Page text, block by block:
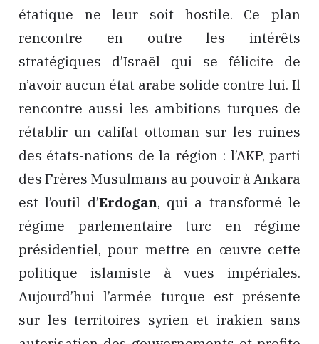
étatique ne leur soit hostile. Ce plan
rencontre en outre les intérêts
stratégiques d’Israël qui se félicite de
n’avoir aucun état arabe solide contre lui. Il
rencontre aussi les ambitions turques de
rétablir un califat ottoman sur les ruines
des états-nations de la région : l’AKP, parti
des Frères Musulmans au pouvoir à Ankara
est l’outil d’Erdogan, qui a transformé le
régime parlementaire turc en régime
présidentiel, pour mettre en œuvre cette
politique islamiste à vues impériales.
Aujourd’hui l’armée turque est présente
sur les territoires syrien et irakien sans